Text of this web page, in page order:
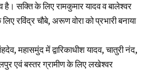
है। सक्ति के लिए रामकुमार यादव व बालेश्वर
रविंद्र चौबे, अरूण वोरा को प्रभारी बनाया
महासमुंद में द्वारिकाधीश यादव, चातुरी नंद,
एवं बस्तर ग्रामीण के लिए लखेश्वर